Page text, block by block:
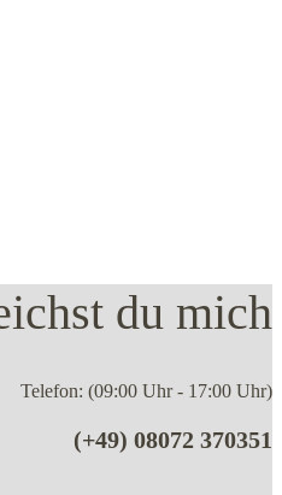
du mich
Telefon: (09:00 Uhr - 17:00 Uhr)
(+49) 08072 370351